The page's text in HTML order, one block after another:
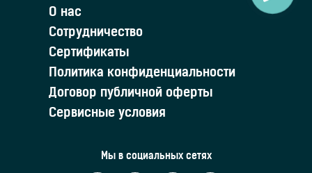
О нас
Сотрудничество
Сертификаты
Политика конфиденциальности
Договор публичной оферты
Сервисные условия
Мы в социальных сетях